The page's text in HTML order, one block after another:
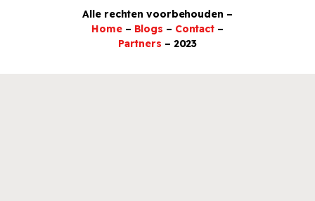
Alle rechten voorbehouden –
Home– Blogs – Contact –
Partners – 2023